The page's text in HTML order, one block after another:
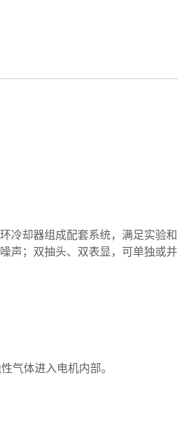
冷却器组成配套系统，满足实验和
声；双抽头、双表显，可单独或并
气体进入电机内部。